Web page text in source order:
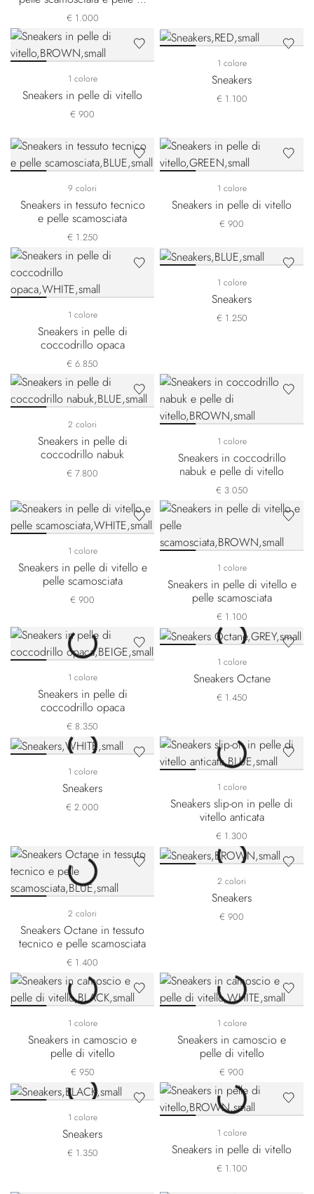
vitello
€ 1.000
1 colore
Sneakers in pelle di vitello
€ 900
1 colore
Sneakers
€ 1.100
9 colori
Sneakers in tessuto tecnico
e pelle scamosciata
€ 1.250
1 colore
Sneakers in pelle di vitello
€ 900
1 colore
Sneakers in pelle di
coccodrillo opaca
€ 6.850
1 colore
Sneakers
€ 1.250
2 colori
Sneakers in pelle di
coccodrillo nabuk
€ 7.800
1 colore
Sneakers in coccodrillo
nabuk e pelle di vitello
€ 3.050
1 colore
Sneakers in pelle di vitello e
pelle scamosciata
€ 900
1 colore
Sneakers in pelle di vitello e
pelle scamosciata
€ 1.100
1 colore
Sneakers in pelle di
coccodrillo opaca
€ 8.350
1 colore
Sneakers Octane
€ 1.450
1 colore
Sneakers
€ 2.000
1 colore
Sneakers slip-on in pelle di
vitello anticata
€ 1.300
2 colori
Sneakers Octane in tessuto
tecnico e pelle scamosciata
€ 1.400
2 colori
Sneakers
€ 900
1 colore
Sneakers in camoscio e
pelle di vitello
€ 950
1 colore
Sneakers in camoscio e
pelle di vitello
€ 900
1 colore
Sneakers
€ 1.350
1 colore
Sneakers in pelle di vitello
€ 1.100